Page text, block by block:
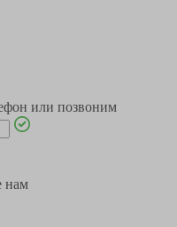
или позвоним
нам